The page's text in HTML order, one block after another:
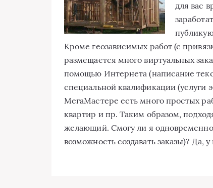
для вас
Кроме геозависимыхработ (с
размещается много виртуальных
помощью Интернета (написание
специальной квалификации (услуги
МегаМастере есть много простых
квартир и пр. Таким образом,
желающий. Смогу ли я
возможность создавать заказы)? Да,